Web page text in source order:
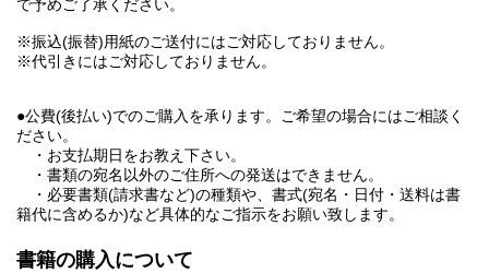
で予めご了承ください。
※振込(振替)用紙のご送付にはご対応しておりません。
※代引きにはご対応しておりません。
●公費(後払い)でのご購入を承ります。ご希望の場合にはご相談く
ださい。
・お支払期日をお教え下さい。
・書類の宛名以外のご住所への発送はできません。
・必要書類(請求書など)の種類や、書式(宛名・日付・送料は書
籍代に含めるか)など具体的なご指示をお願い致します。
書籍の購入について